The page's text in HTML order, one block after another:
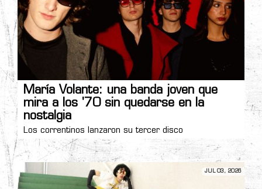
María Volante: una banda joven que
mira a los '70 sin quedarse en la
nostalgia
Los correntinos lanzaron su tercer disco
JUL 03, 2026